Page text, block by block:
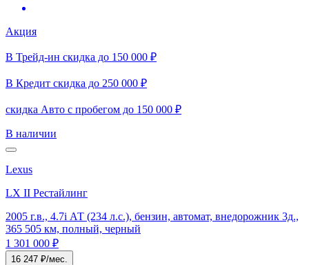
Акция
В Трейд-ин скидка до 150 000 ₽
В Кредит скидка до 250 000 ₽
скидка Авто с пробегом до 150 000 ₽
В наличии
Lexus
LX II Рестайлинг
2005 г.в., 4.7i АТ (234 л.с.), бензин, автомат, внедорожник 3д.,
365 505 км, полный, черный
1 301 000 ₽
16 247 ₽/мес.